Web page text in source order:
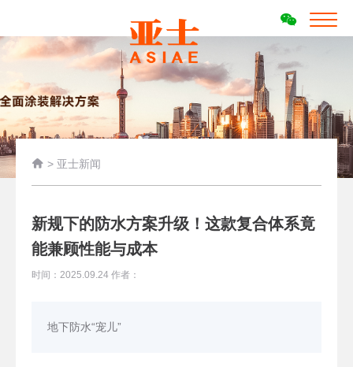
 > 亚士新闻
新规下的防水方案升级！这款复合体系竟
能兼顾性能与成本
时间：2025.09.24 作者：
地下防水“宠儿”